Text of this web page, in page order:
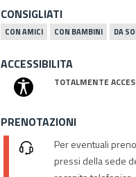
CONSIGLIATI
CON AMICI CON BAMBINI DA
ACCESSIBILITA
TOTALMENTE
PRENOTAZIONI
Per eventuali
pressi della sede